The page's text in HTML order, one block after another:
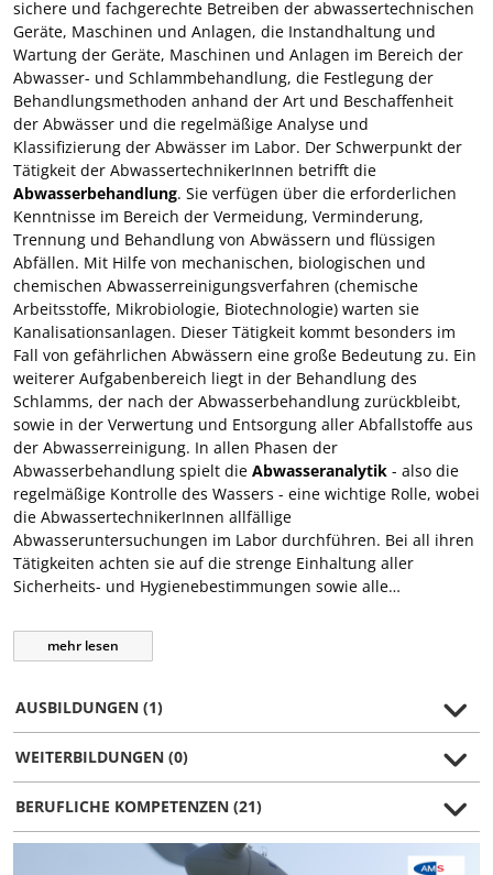
sichere und fachgerechte Betreiben der abwassertechnischen
Geräte, Maschinen und Anlagen, die Instandhaltung und
Wartung der Geräte, Maschinen und Anlagen im Bereich der
Abwasser- und Schlammbehandlung, die Festlegung der
Behandlungsmethoden anhand der Art und Beschaffenheit
der Abwässer und die regelmäßige Analyse und
Klassifizierung der Abwässer im Labor. Der Schwerpunkt der
Tätigkeit der AbwassertechnikerInnen betrifft die
Abwasserbehandlung. Sie verfügen über die erforderlichen
Kenntnisse im Bereich der Vermeidung, Verminderung,
Trennung und Behandlung von Abwässern und flüssigen
Abfällen. Mit Hilfe von mechanischen, biologischen und
chemischen Abwasserreinigungsverfahren (chemische
Arbeitsstoffe, Mikrobiologie, Biotechnologie) warten sie
Kanalisationsanlagen. Dieser Tätigkeit kommt besonders im
Fall von gefährlichen Abwässern eine große Bedeutung zu. Ein
weiterer Aufgabenbereich liegt in der Behandlung des
Schlamms, der nach der Abwasserbehandlung zurückbleibt,
sowie in der Verwertung und Entsorgung aller Abfallstoffe aus
der Abwasserreinigung. In allen Phasen der
Abwasserbehandlung spielt die Abwasseranalytik - also die
regelmäßige Kontrolle des Wassers - eine wichtige Rolle, wobei
die AbwassertechnikerInnen allfällige
Abwasseruntersuchungen im Labor durchführen. Bei all ihren
Tätigkeiten achten sie auf die strenge Einhaltung aller
Sicherheits- und Hygienebestimmungen sowie alle…
mehr lesen
AUSBILDUNGEN (1)
WEITERBILDUNGEN (0)
BERUFLICHE KOMPETENZEN (21)